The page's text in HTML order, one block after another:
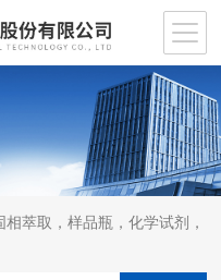
萃取，样品瓶，化学试剂，